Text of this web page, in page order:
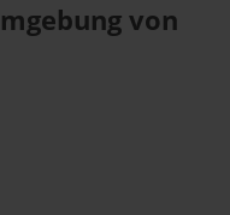
von